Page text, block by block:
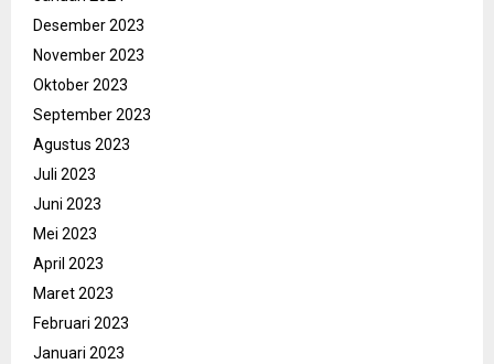
Desember 2023
November 2023
Oktober 2023
September 2023
Agustus 2023
Juli 2023
Juni 2023
Mei 2023
April 2023
Maret 2023
Februari 2023
Januari 2023